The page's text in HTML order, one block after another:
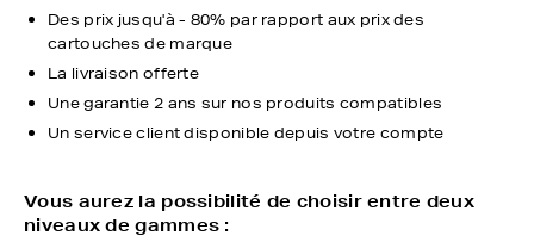
Des prix jusqu'à - 80% par rapport aux prix des
cartouches de marque
La livraison offerte
Une garantie 2 ans sur nos produits compatibles
Un service client disponible depuis votre compte
Vous aurez la possibilité de choisir entre deux
niveaux de gammes :